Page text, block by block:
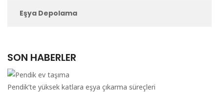
Eşya Depolama
SON HABERLER
Pendik’te yüksek katlara eşya çıkarma süreçleri